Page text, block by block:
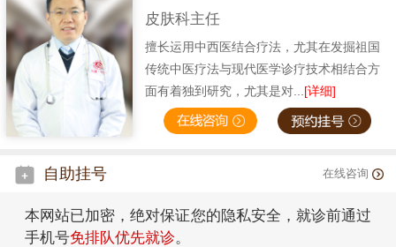
皮肤科主任
擅长运用中西医结合疗法，尤其在发掘祖国
传统中医疗法与现代医学诊疗技术相结合方
面有着独到研究，尤其是对...[详细]
自助挂号 在线咨询
本网站已加密，绝对保证您的隐私安全，就诊前通过
手机号免排队优先就诊。